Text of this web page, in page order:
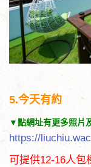
5.今天有約
▼點網址有更多照片
https://
可提供12-16人包